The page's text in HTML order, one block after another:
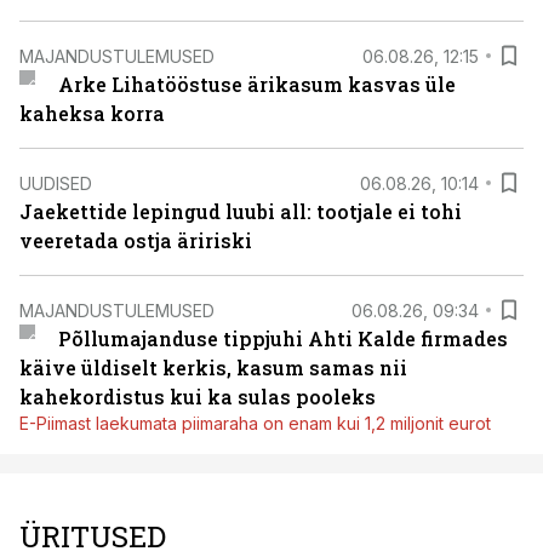
MAJANDUSTULEMUSED 06.08.26, 12:15
Arke Lihatööstuse ärikasum kasvas üle
kaheksa korra
UUDISED 06.08.26, 10:14
Jaekettide lepingud luubi all: tootjale ei tohi
veeretada ostja äririski
MAJANDUSTULEMUSED 06.08.26, 09:34
Põllumajanduse tippjuhi Ahti Kalde firmades
käive üldiselt kerkis, kasum samas nii
kahekordistus kui ka sulas pooleks
E-Piimast laekumata piimaraha on enam kui 1,2 miljonit eurot
ÜRITUSED